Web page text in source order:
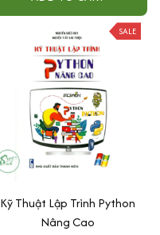
SALE
Kỹ Thuật Lập Trình Python
Nâng Cao